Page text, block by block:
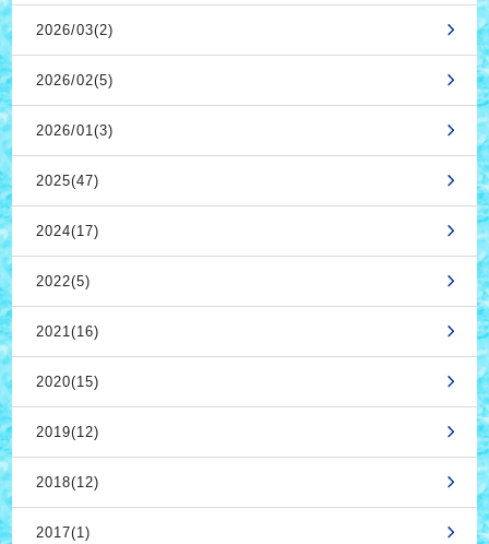
2026/03(2)
2026/02(5)
2026/01(3)
2025(47)
2024(17)
2022(5)
2021(16)
2020(15)
2019(12)
2018(12)
2017(1)